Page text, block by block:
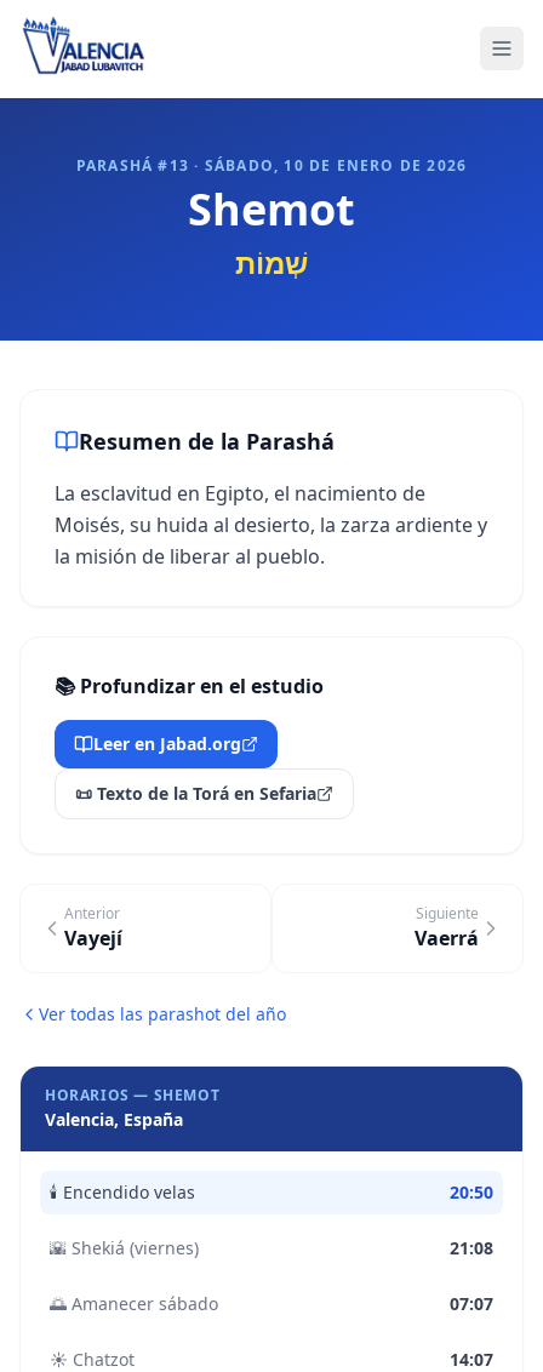
PARASHÁ #13 · SÁBADO, 10 DE ENERO DE 2026
Shemot
שְׁמוֹת
Resumen de la Parashá
La esclavitud en Egipto, el nacimiento de
Moisés, su huida al desierto, la zarza ardiente y
la misión de liberar al pueblo.
📚 Profundizar en el estudio
Leer en Jabad.org
📜 Texto de la Torá en Sefaria
Anterior
Vayejí
Siguiente
Vaerrá
Ver todas las parashot del año
HORARIOS — SHEMOT
Valencia, España
🕯️ Encendido velas 20:50
🌇 Shekiá (viernes) 21:08
🌅 Amanecer sábado 07:07
☀️ Chatzot 14:07